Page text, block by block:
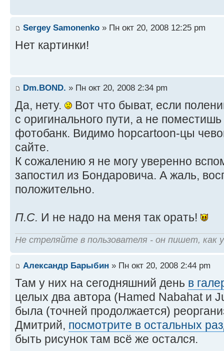
Sergey Samonenko » Пн окт 20, 2008 12:25 pm
Нет картинки!
Dm.BOND. » Пн окт 20, 2008 2:34 pm
Да, нету.
Вот что быват, если
с оригинального пути, а не поместишь
фотобанк. Видимо hopcartoon-цы
сайте.
К сожалению я не могу уверенно
запостил из Бондаровича. А жаль,
положительно.
П.С. И не надо на меня так орать!
Не стреляйте в пользователя - он пишет, как
Александр Барыбин » Пн окт 20, 2008 2:44 pm
Там у них на сегодняшний день в
целых два автора (Hamed Nabahat и
была (точней продолжается)
Дмитрий, посмотрите в остальных
быть рисунок там всё же остался.